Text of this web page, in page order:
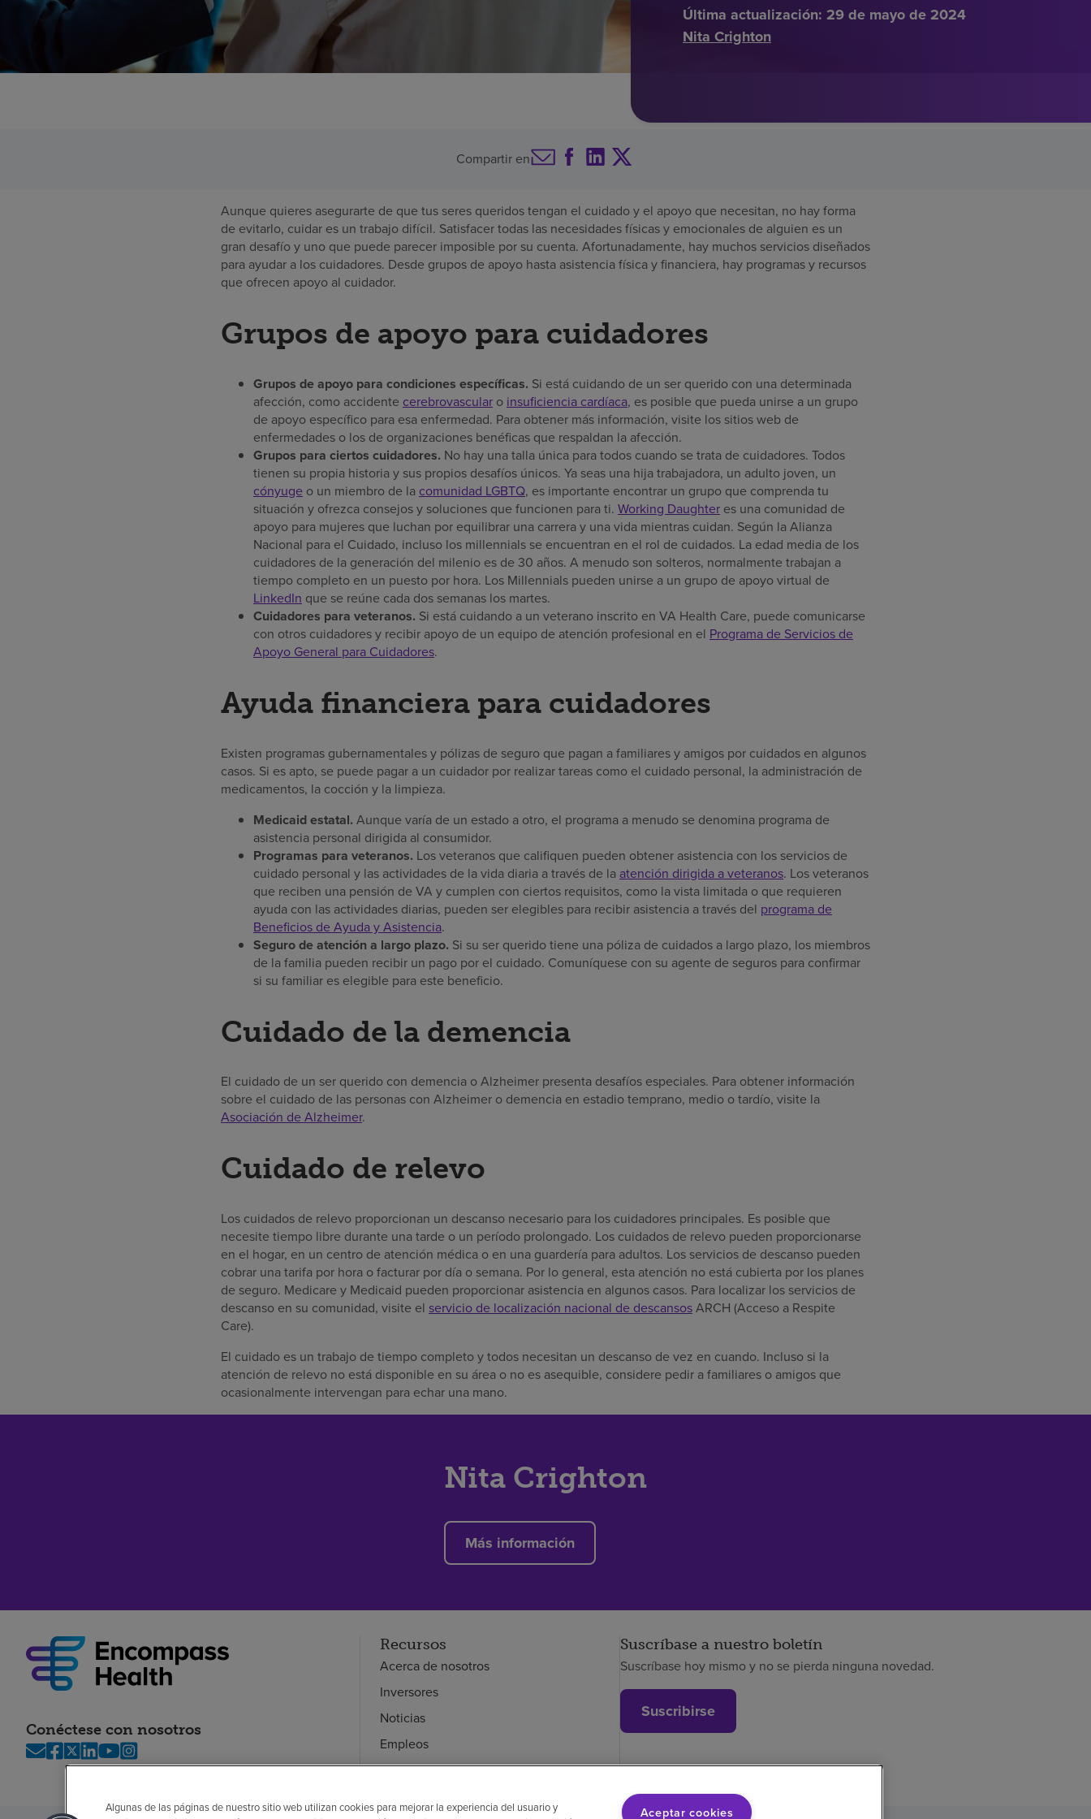
Última actualización: 29 de mayo de 2024
Nita Crighton
Compartir en
Aunque quieres asegurarte de que tus seres queridos tengan el cuidado y el apoyo que necesitan, no hay forma
de evitarlo, cuidar es un trabajo difícil. Satisfacer todas las necesidades físicas y emocionales de alguien es un
gran desafío y uno que puede parecer imposible por su cuenta. Afortunadamente, hay muchos servicios diseñados
para ayudar a los cuidadores. Desde grupos de apoyo hasta asistencia física y financiera, hay programas y recursos
que ofrecen apoyo al cuidador.
Grupos de apoyo para cuidadores
Grupos de apoyo para condiciones específicas. Si está cuidando de un ser querido con una determinada
afección, como accidente cerebrovascular o insuficiencia cardíaca, es posible que pueda unirse a un grupo
de apoyo específico para esa enfermedad. Para obtener más información, visite los sitios web de
enfermedades o los de organizaciones benéficas que respaldan la afección.
Grupos para ciertos cuidadores. No hay una talla única para todos cuando se trata de cuidadores. Todos
tienen su propia historia y sus propios desafíos únicos. Ya seas una hija trabajadora, un adulto joven, un
cónyuge o un miembro de la comunidad LGBTQ, es importante encontrar un grupo que comprenda tu
situación y ofrezca consejos y soluciones que funcionen para ti. Working Daughter es una comunidad de
apoyo para mujeres que luchan por equilibrar una carrera y una vida mientras cuidan. Según la Alianza
Nacional para el Cuidado, incluso los millennials se encuentran en el rol de cuidados. La edad media de los
cuidadores de la generación del milenio es de 30 años. A menudo son solteros, normalmente trabajan a
tiempo completo en un puesto por hora. Los Millennials pueden unirse a un grupo de apoyo virtual de
LinkedIn que se reúne cada dos semanas los martes.
Cuidadores para veteranos. Si está cuidando a un veterano inscrito en VA Health Care, puede comunicarse
con otros cuidadores y recibir apoyo de un equipo de atención profesional en el Programa de Servicios de
Apoyo General para Cuidadores.
Ayuda financiera para cuidadores
Existen programas gubernamentales y pólizas de seguro que pagan a familiares y amigos por cuidados en algunos
casos. Si es apto, se puede pagar a un cuidador por realizar tareas como el cuidado personal, la administración de
medicamentos, la cocción y la limpieza.
Medicaid estatal. Aunque varía de un estado a otro, el programa a menudo se denomina programa de
asistencia personal dirigida al consumidor.
Programas para veteranos. Los veteranos que califiquen pueden obtener asistencia con los servicios de
cuidado personal y las actividades de la vida diaria a través de la atención dirigida a veteranos. Los veteranos
que reciben una pensión de VA y cumplen con ciertos requisitos, como la vista limitada o que requieren
ayuda con las actividades diarias, pueden ser elegibles para recibir asistencia a través del programa de
Beneficios de Ayuda y Asistencia.
Seguro de atención a largo plazo. Si su ser querido tiene una póliza de cuidados a largo plazo, los miembros
de la familia pueden recibir un pago por el cuidado. Comuníquese con su agente de seguros para confirmar
si su familiar es elegible para este beneficio.
Cuidado de la demencia
El cuidado de un ser querido con demencia o Alzheimer presenta desafíos especiales. Para obtener información
sobre el cuidado de las personas con Alzheimer o demencia en estadio temprano, medio o tardío, visite la
Asociación de Alzheimer.
Cuidado de relevo
Los cuidados de relevo proporcionan un descanso necesario para los cuidadores principales. Es posible que
necesite tiempo libre durante una tarde o un período prolongado. Los cuidados de relevo pueden proporcionarse
en el hogar, en un centro de atención médica o en una guardería para adultos. Los servicios de descanso pueden
cobrar una tarifa por hora o facturar por día o semana. Por lo general, esta atención no está cubierta por los planes
de seguro. Medicare y Medicaid pueden proporcionar asistencia en algunos casos. Para localizar los servicios de
descanso en su comunidad, visite el servicio de localización nacional de descansosARCH (Acceso a Respite
Care).
El cuidado es un trabajo de tiempo completo y todos necesitan un descanso de vez en cuando. Incluso si la
atención de relevo no está disponible en su área o no es asequible, considere pedir a familiares o amigos que
ocasionalmente intervengan para echar una mano.
Nita Crighton
Más información
Conéctese con nosotros
Recursos
Acerca de nosotros
Inversores
Noticias
Empleos
Empleados
Suscríbase a nuestro boletín
Suscríbase hoy mismo y no se pierda ninguna novedad.
Suscribirse
Algunas de las páginas de nuestro sitio web utilizan cookies para mejorar la experiencia del usuario y
Aceptar cookies